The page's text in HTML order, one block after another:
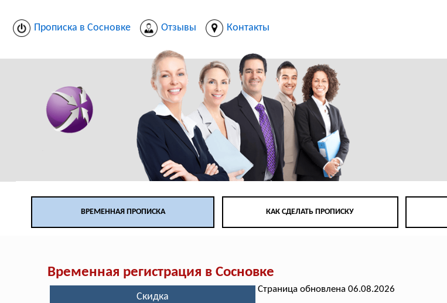
Прописка в Сосновке Отзывы Контакты
ВРЕМЕННАЯ ПРОПИСКА КАК СДЕЛАТЬ ПРОПИСКУ
Временная регистрация в Сосновке
Скидка
Страница обновлена 06.08.2026